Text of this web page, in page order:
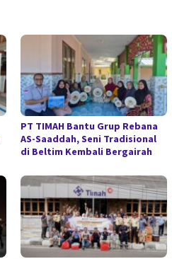
PT TIMAH Bantu Grup Rebana
AS-Saaddah, Seni Tradisional
di Beltim Kembali Bergairah